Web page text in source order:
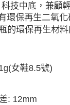
技中底，兼顧
環保再生二氧化
的環保再生材料
女鞋8.5號)
: 12mm